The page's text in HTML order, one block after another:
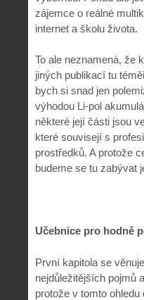
zájemce o reálné
internet a školu života.
To ale neznamená, že
jiných publikací tu
bych si snad jen
výhodou Li-pol
některé její části jsou
které souvisejí s
prostředků. A protože
budeme se tu zabývat
Učebnice pro hodně
První kapitola se
nejdůležitějších pojmů
protože v tomto